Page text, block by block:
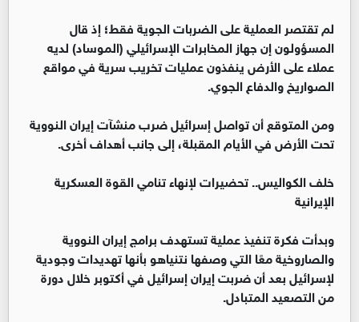
لم تقتصر العملية على الضربات الجوية فقط؛ إذ قال
المسؤولون إن جهاز المخابرات الإسرائيلي (الموساد) لديه
عملاء على الأرض ينفذون عمليات تخريب سرية في مواقع
الصواريخ والدفاع الجوي.
ومن المتوقع أن تواصل إسرائيل ضرب منشآت إيران النووية
تحت الأرض في الأيام المقبلة، إلى جانب أهداف أخرى.
خلف الكواليس.. تحضيرات لإنهاء تنامي القوة العسكرية
الإيرانية
وبدأت فكرة تنفيذ عملية تستهدف برامج إيران النووية
والصاروخية معًا التي وصفها نتنياهو بأنها تهديدات وجودية
لإسرائيل بعد أن ضربت إيران إسرائيل في أكتوبر خلال دورة
من التصعيد المتبادل.